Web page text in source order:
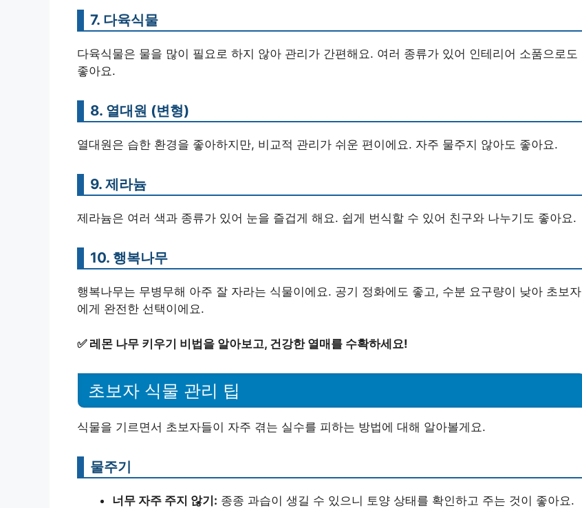
7. 다육식물
다육식물은 물을 많이 필요로 하지 않아 관리가 간편해요. 여러 종류가 있어 인테리어 소품으로도
좋아요.
8. 열대원 (변형)
열대원은 습한 환경을 좋아하지만, 비교적 관리가 쉬운 편이에요. 자주 물주지 않아도 좋아요.
9. 제라늄
제라늄은 여러 색과 종류가 있어 눈을 즐겁게 해요. 쉽게 번식할 수 있어 친구와 나누기도 좋아요.
10. 행복나무
행복나무는 무병무해 아주 잘 자라는 식물이에요. 공기 정화에도 좋고, 수분 요구량이 낮아 초보자
에게 완전한 선택이에요.
✅ 레몬 나무 키우기 비법을 알아보고, 건강한 열매를 수확하세요!
초보자 식물 관리 팁
식물을 기르면서 초보자들이 자주 겪는 실수를 피하는 방법에 대해 알아볼게요.
물주기
너무 자주 주지 않기: 종종 과습이 생길 수 있으니 토양 상태를 확인하고 주는 것이 좋아요.